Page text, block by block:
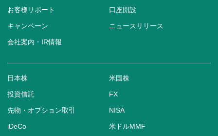
お客様サポート 口座開設
キャンペーン ニュースリリース
会社案内・IR情報
日本株 米国株
投資信託 FX
先物・オプション取引 NISA
iDeCo 米ドルMMF